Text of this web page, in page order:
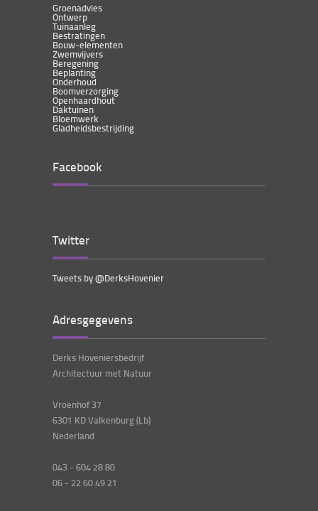
Groenadvies
Ontwerp
Tuinaanleg
Bestratingen
Bouw-elementen
Zwemvijvers
Beregening
Beplanting
Onderhoud
Boomverzorging
Openhaardhout
Daktuinen
Bloemwerk
Gladheidsbestrijding
Facebook
Twitter
Tweets by @DerksHovenier
Adresgegevens
Derks Hoveniersbedrijf
Architectuur met Natuur
Vroenhof 37
6301 KD Valkenburg (Lb)
Nederland
043 - 604 28 80
06 - 22 60 49 21